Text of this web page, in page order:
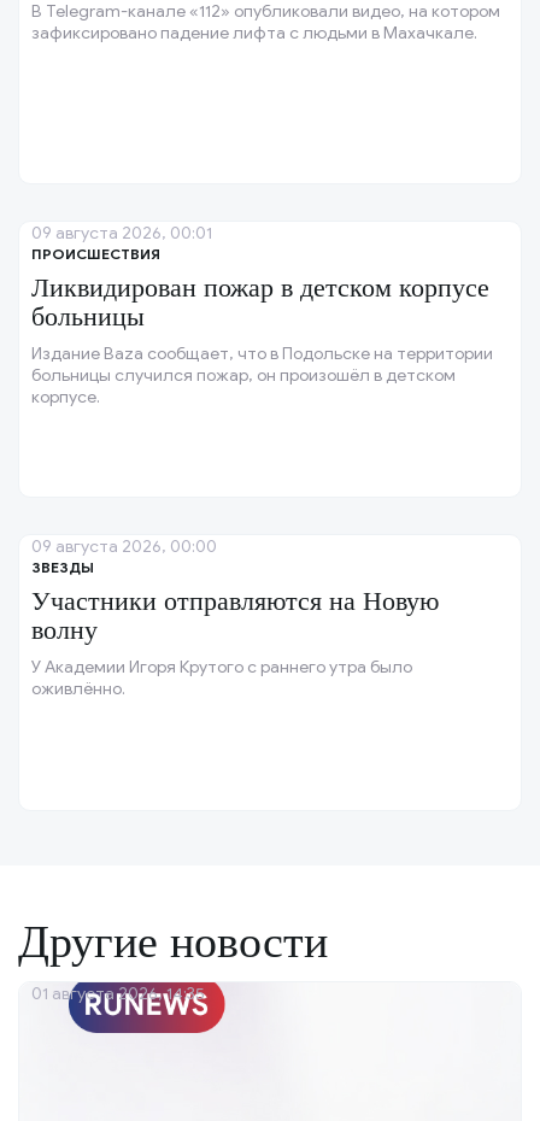
В Telegram-канале «112» опубликовали видео, на котором
зафиксировано падение лифта с людьми в Махачкале.
ПРОИСШЕСТВИЯ
Ликвидирован пожар в детском корпусе
больницы
Издание Baza сообщает, что в Подольске на территории
больницы случился пожар, он произошёл в детском
корпусе.
09 августа 2026, 00:01
ЗВЕЗДЫ
Участники отправляются на Новую
волну
У Академии Игоря Крутого с раннего утра было
оживлённо.
09 августа 2026, 00:00
Другие новости
01 августа 2026, 14:35